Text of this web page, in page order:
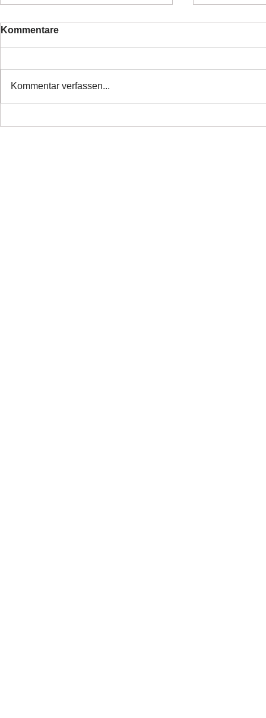
Kommentare
Kommentar verfassen...